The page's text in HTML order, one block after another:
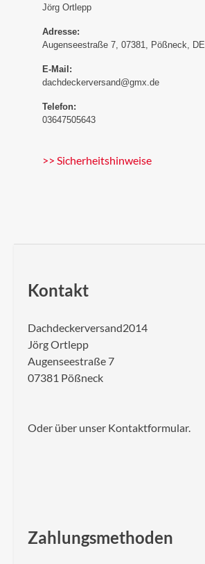
Jörg Ortlepp
Adresse:
Augenseestraße 7, 07381, Pößneck, DE
E-Mail:
dachdeckerversand@gmx.de
Telefon:
03647505643
>> Sicherheitshinweise
Kontakt
Dachdeckerversand2014
Jörg Ortlepp
Augenseestraße 7
07381 Pößneck
Oder über unser Kontaktformular.
Zahlungsmethoden